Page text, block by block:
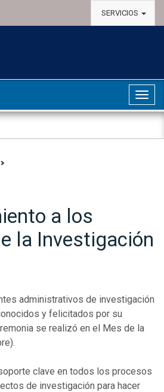
SERVICIOS
a los
la Investigación
administrativos de investigación
y felicitados por su
se realizó en el Mes de la
clave en todos los procesos
de investigación para hacer